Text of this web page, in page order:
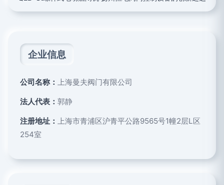
企业信息
公司名称： 上海曼夫阀门有限公司
法人代表： 郭静
注册地址： 上海市青浦区沪青平公路9565号1幢2层L区
254室